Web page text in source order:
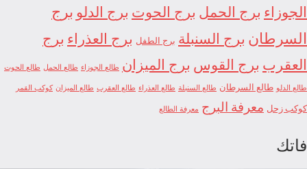
الجوزاء برج الحمل برج الحوت برج الدلو برج
السرطان برج السنبلة برج الطفل برج العذراء برج
العقرب برج القوس برج الميزان طالع الجوزاء طالع الحمل طالع الحوت
طالع الدلو طالع السرطان طالع السنبلة طالع العذراء طالع العقرب طالع الميزان كوكب القمر
كوكب زحل معرفة البرج معرفة الطالع
فاتك